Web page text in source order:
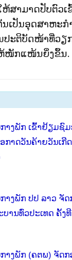
ຫ້ສາມາດປັບຕົວ
ເປັນອຸດສາຫະກ
ປະຕິບັດໜ້າທີ່ວຽກ
ໜັກແໜ້ນຍິ່ງຂຶ້ນ.
າງພັກ ເຂົ້າຢ້ຽມຊົ
ກາດວັນຄ້າຍວັນເກີ
າງພັກ ປປ ລາວ ຈັ
ານທົ່ວປະເທດ ຄັ້ງທີ
າງພັກ (ຄຕພ) ຈັດ